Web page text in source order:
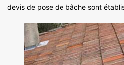
devis de pose de bâche sont